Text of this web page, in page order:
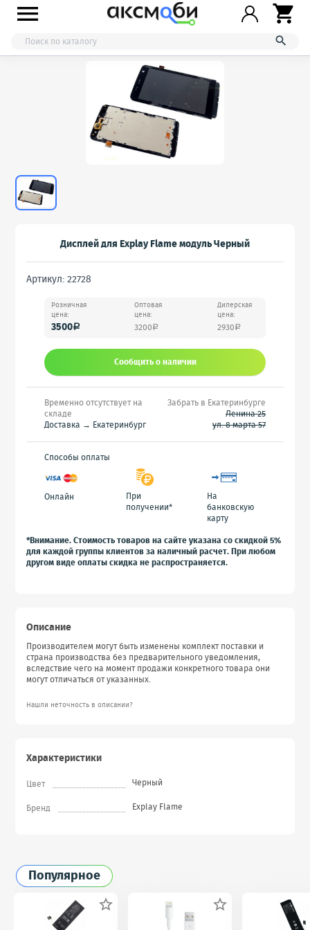



Дисплей для Explay Flame модуль Черный
Артикул: 22728
Розничная
цена:
3500a
Оптовая
цена:
3200 a
Дилерская
цена:
2930 a
Сообщить o наличии
Временно отсутствует на
складе
Доставка → Екатеринбург
Забрать в Екатеринбурге
Ленина 25
ул. 8 марта 57
Способы оплаты
Онлайн
При
получении*
На
банковскую
карту
*Внимание. Стоимость товаров на сайте указана со скидкой 5%
для каждой группы клиентов за наличный расчет. При любом
другом виде оплаты скидка не распространяется.
Описание
Производителем могут быть изменены комплект поставки и
страна производства без предварительного уведомления,
вследствие чего на момент продажи конкретного товара они
могут отличаться от указанных.
Нашли неточность в описании?
Характеристики
Цвет
Черный
Бренд
Explay Flame
Популярное
 